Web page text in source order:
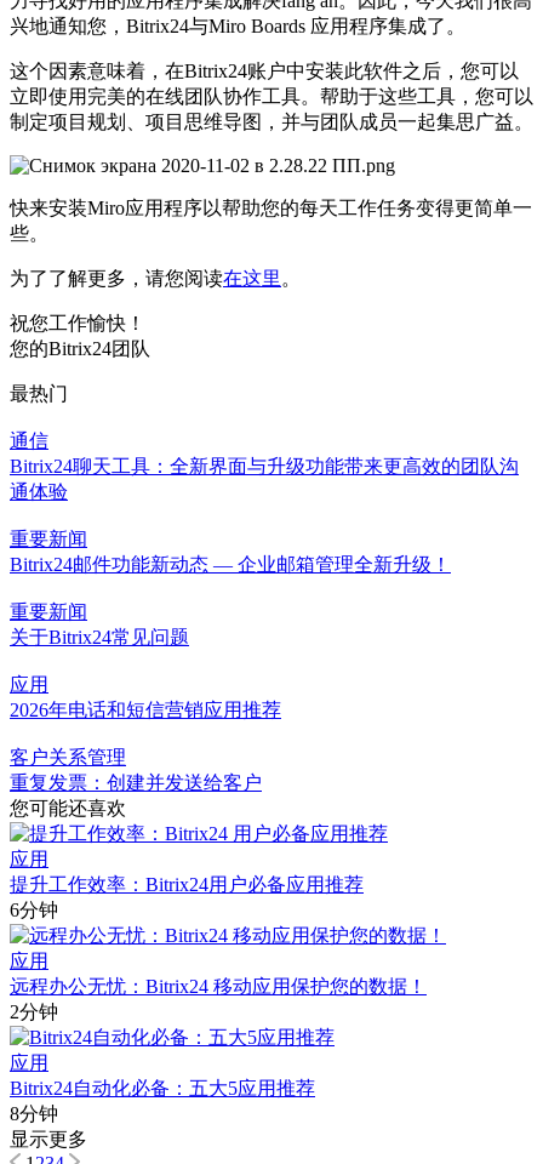
兴地通知您，Bitrix24与Miro Boards 应用程序集成了。
这个因素意味着，在Bitrix24账户中安装此软件之后，您可以
立即使用完美的在线团队协作工具。帮助于这些工具，您可以
制定项目规划、项目思维导图，并与团队成员一起集思广益。
快来安装Miro应用程序以帮助您的每天工作任务变得更简单一
些。
为了了解更多，请您阅读在这里。
祝您工作愉快！
您的Bitrix24团队
最热门
通信
Bitrix24聊天工具：全新界面与升级功能带来更高效的团队沟
通体验
重要新闻
Bitrix24邮件功能新动态 — 企业邮箱管理全新升级！
重要新闻
关于Bitrix24常见问题
应用
2026年电话和短信营销应用推荐
客户关系管理
重复发票：创建并发送给客户
您可能还喜欢
应用
提升工作效率：Bitrix24用户必备应用推荐
6分钟
应用
远程办公无忧：Bitrix24 移动应用保护您的数据！
2分钟
应用
Bitrix24自动化必备：五大5应用推荐
8分钟
显示更多